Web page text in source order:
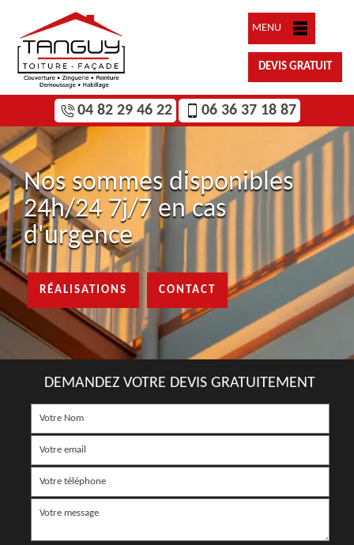
MENU
DEVIS GRATUIT
04 82 29 46 22 06 36 37 18 87
Nos sommes disponibles
24h/24 7j/7 en cas
d'urgence
RÉALISATIONS CONTACT
DEMANDEZ VOTRE DEVIS GRATUITEMENT